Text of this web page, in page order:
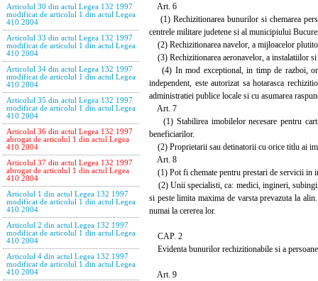
Articolul 30 din actul Legea 132 1997
modificat de articolul 1 din actul Legea
410 2004
Articolul 33 din actul Legea 132 1997
modificat de articolul 1 din actul Legea
410 2004
Articolul 34 din actul Legea 132 1997
modificat de articolul 1 din actul Legea
410 2004
Articolul 35 din actul Legea 132 1997
modificat de articolul 1 din actul Legea
410 2004
Articolul 36 din actul Legea 132 1997
abrogat de articolul 1 din actul Legea
410 2004
Articolul 37 din actul Legea 132 1997
abrogat de articolul 1 din actul Legea
410 2004
Articolul 1 din actul Legea 132 1997
modificat de articolul 1 din actul Legea
410 2004
Articolul 2 din actul Legea 132 1997
modificat de articolul 1 din actul Legea
410 2004
Articolul 4 din actul Legea 132 1997
modificat de articolul 1 din actul Legea
410 2004
Art. 6
(1) Rechizitionarea bunurilor si chemarea
centrele militare judetene si al municipiului
(2) Rechizitionarea navelor, a mijloacelor
(3) Rechizitionarea aeronavelor, a instalatiilor
(4) In mod exceptional, in timp de razboi,
independent, este autorizat sa hotarasca
administratiei publice locale si cu asumarea
Art. 7
(1) Stabilirea imobilelor necesare pentru
beneficiarilor.
(2) Proprietarii sau detinatorii cu orice titlu ai
Art. 8
(1) Pot fi chemate pentru prestari de servicii in
(2) Unii specialisti, ca: medici, ingineri,
si peste limita maxima de varsta prevazuta la
numai la cererea lor.
CAP. 2
Evidenta bunurilor rechizitionabile si a
Art. 9